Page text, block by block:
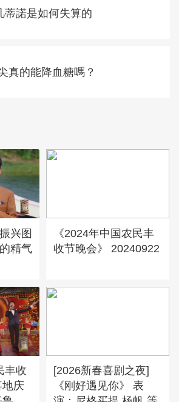
蒂諾是如何失算的
真的能降血糖嗎？
兴图
精气
《2024年中国农民丰
收节晚会》 20240922
丰收
庆
[2026新春喜剧之夜]
《刚好遇见你》 表